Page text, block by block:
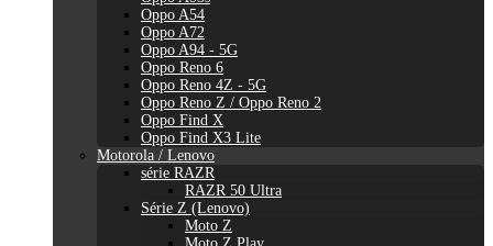
Oppo A54
Oppo A72
Oppo A94 - 5G
Oppo Reno 6
Oppo Reno 4Z - 5G
Oppo Reno Z / Oppo Reno 2
Oppo Find X
Oppo Find X3 Lite
Motorola / Lenovo
série RAZR
RAZR 50 Ultra
Série Z (Lenovo)
Moto Z